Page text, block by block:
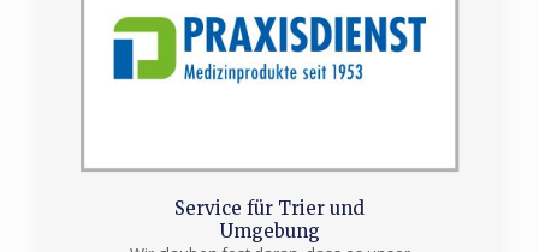
Service für Trier und
Umgebung